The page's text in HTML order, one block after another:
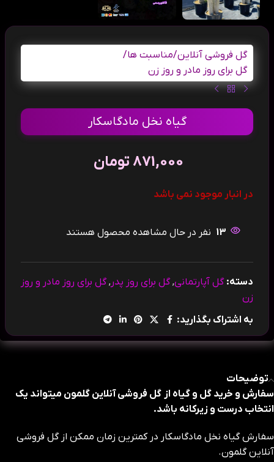
گل فروشی آنلاین/مناسبت ها/
گل برای روز مادر و روز زن
گیاه نخل مادگاسکار
871,000 تومان
در انبار موجود نمی باشد
13 نفر در حال مشاهده محصول هستند
دسته: گل آپارتمانی, گل برای روز پدر , گل برای روز مادر و روز
زن
به اشتراک بگذارید:
توضیحات
سفارش و خرید گل و گیاه از گل فروشی آنلاین گلمون میتواند یک
انتخاب درست و زیرکانه باشد.
سفارش گیاه نخل مادگاسکار در کمترین زمان ممکن از گل فروشی
آنلاین گلمون.